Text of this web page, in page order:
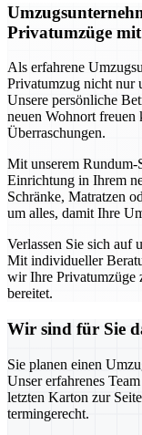
Privatumzüge
Als erfahrene
Privatumzug nicht nur
Unsere persönliche
neuen Wohnort freuen
Überraschungen.
Mit unserem
Einrichtung in Ihrem
Schränke, Matratzen
um alles, damit Ihre
Verlassen Sie sich auf
Mit individueller
wir Ihre Privatumzüge
bereitet.
Wir sind für Sie
Sie planen einen
Unser erfahrenes
letzten Karton zur
termingerecht.